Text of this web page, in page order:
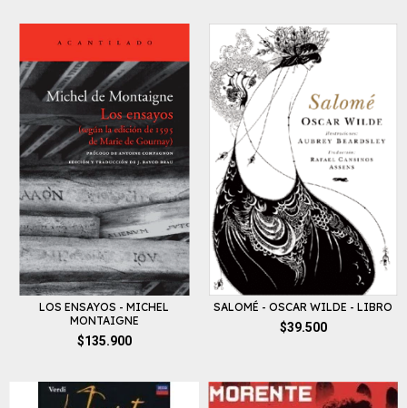
LOS ENSAYOS - MICHEL
MONTAIGNE
$135.900
SALOMÉ - OSCAR WILDE - LIBRO
$39.500